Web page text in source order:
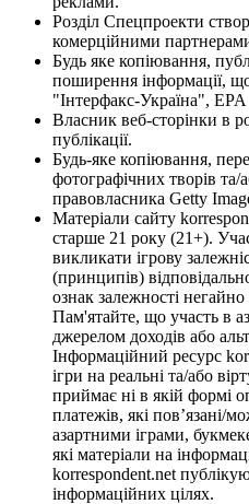
Розділ Спецпроекти
комерційними
Будь яке копіювання,
поширення інформації,
"Інтерфакс-Україна",
Власник веб-сторінки в
публікації.
Будь-яке копіювання,
фотографічних творів та/
правовласника Getty
Матеріали сайту
старше 21 року (21+).
викликати ігрову
(принципів)
ознак залежності негайно
Пам'ятайте, що участь в
джерелом доходів або
Інформаційний ресурс
ігри на реальні та/або
приймає ні в якій формі
платежів, які пов’язані/
азартними іграми,
які матеріали на
korrespondent.net
інформаційних цілях.